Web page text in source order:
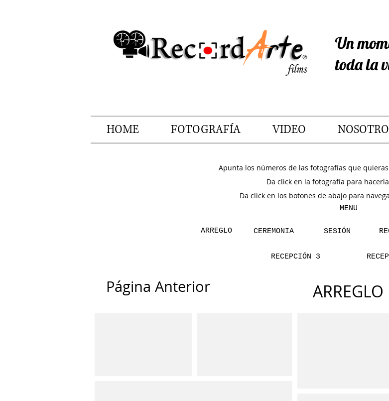
Un
toda la
HOME FOTOGRAFÍA VIDEO
Apunta los números de las fotografías que
Da click en la fotografía para
Da click en los botones de abajo para
MENU
ARREGLO CEREMONIA SESIÓN
RECEPCIÓN 3
Página Anterior ARREGLO